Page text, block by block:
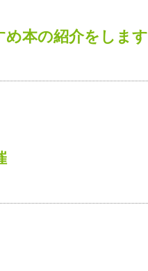
め本の紹介をします